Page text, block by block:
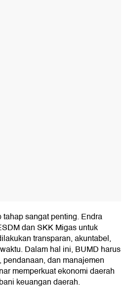
sangat penting. Endra
dan SKK Migas untuk
transparan, akuntabel,
Dalam hal ini, BUMD harus
dan manajemen
memperkuat ekonomi daerah
keuangan daerah.